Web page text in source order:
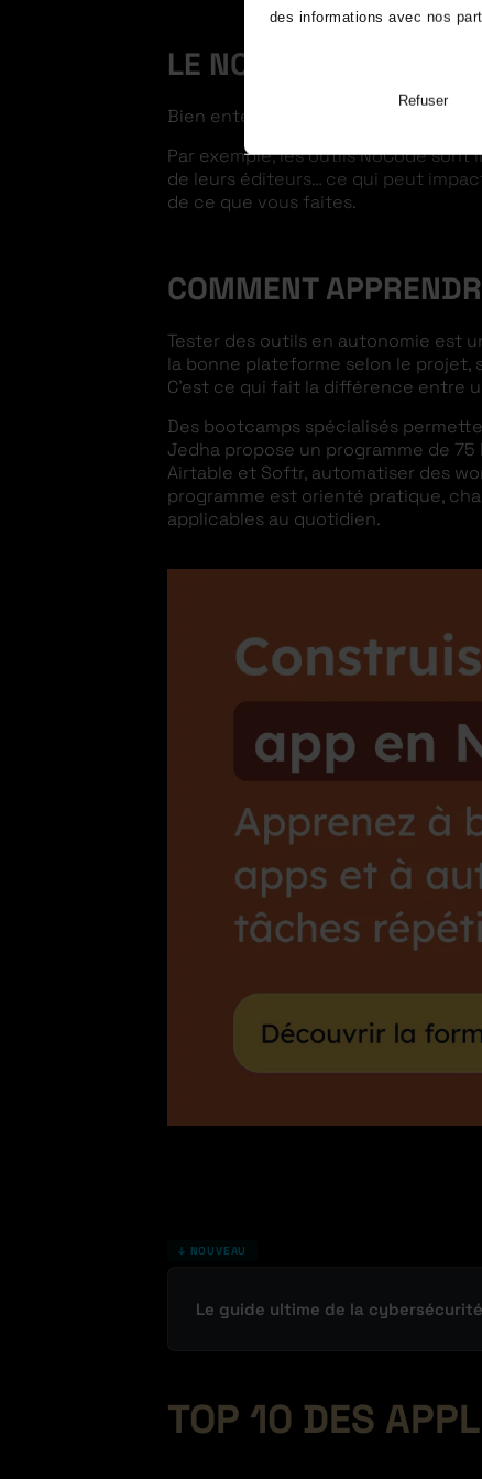
des informations avec nos
Refuser
LE NOCODE ET SES
Bien entendu, le NoCode ne résout
Par exemple, les outils NoCode
de leurs éditeurs… ce qui peut
de ce que vous faites.
COMMENT
Tester des outils en autonomie est
la bonne plateforme selon le
C’est ce qui fait la différence entre
Des bootcamps spécialisés
Jedha propose un programme de
Airtable et Softr, automatiser des
programme est orienté pratique,
applicables au quotidien.
↓ NOUVEAU
Le guide ultime de la cybersécurité
TOP 10 DES